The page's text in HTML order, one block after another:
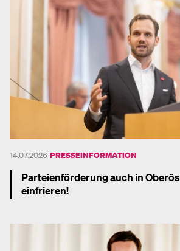
14.07.2026 PRESSEINFORMATION
Parteienförderung auch in
einfrieren!